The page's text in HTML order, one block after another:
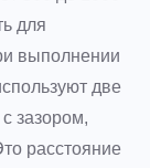
для
выполнении
две
зазором,
расстояние